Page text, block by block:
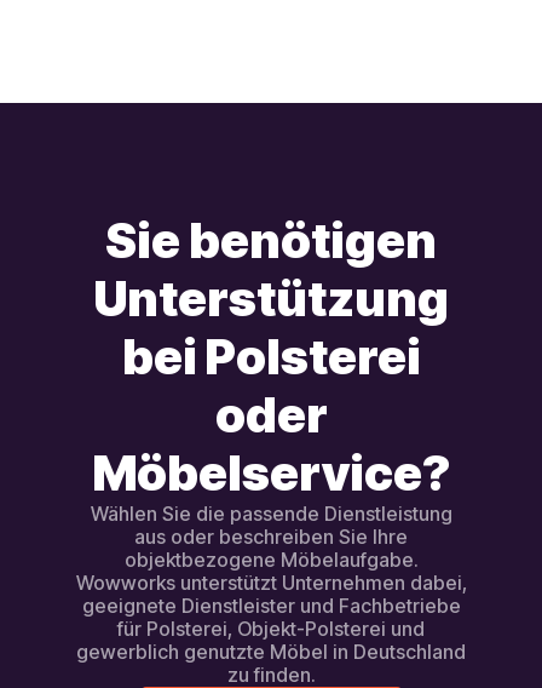
Sie benötigen
Unterstützung
bei Polsterei
oder
Möbelservice?
Wählen Sie die passende Dienstleistung
aus oder beschreiben Sie Ihre
objektbezogene Möbelaufgabe.
Wowworks unterstützt Unternehmen dabei,
geeignete Dienstleister und Fachbetriebe
für Polsterei, Objekt-Polsterei und
gewerblich genutzte Möbel in Deutschland
zu finden.